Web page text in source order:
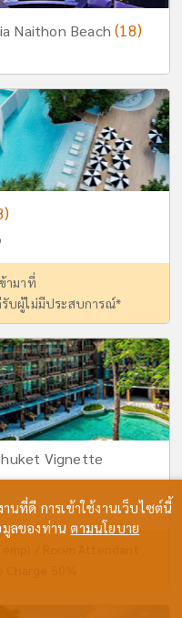
Naithon Beach(18)
ามาที่
บผู้ไม่มีประสบการณ์*
Vignette
/ Room Attendant
50%
นที่ดี การเข้าใช้งานเว็บไซต์นี้
มูลของท่านตามนโยบาย